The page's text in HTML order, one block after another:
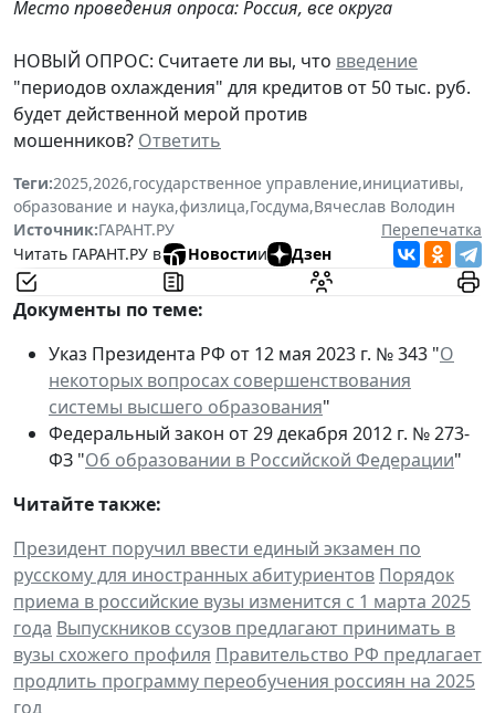
Место проведения опроса: Россия, все округа
НОВЫЙ ОПРОС: Считаете ли вы, что введение
"периодов охлаждения" для кредитов от 50 тыс. руб.
будет действенной мерой против
мошенников? Ответить
Теги:2025,2026,государственное управление,инициативы,
образование и наука,физлица,Госдума,Вячеслав Володин
Источник:ГАРАНТ.РУ
Перепечатка
Читать ГАРАНТ.РУ в
Новостии Дзен
Документы по теме:
Указ Президента РФ от 12 мая 2023 г. № 343 "О
некоторых вопросах совершенствования
системы высшего образования"
Федеральный закон от 29 декабря 2012 г. № 273-
ФЗ "Об образовании в Российской Федерации"
Читайте также:
Президент поручил ввести единый экзамен по
русскому для иностранных абитуриентов Порядок
приема в российские вузы изменится с 1 марта 2025
года Выпускников ссузов предлагают принимать в
вузы схожего профиля Правительство РФ предлагает
продлить программу переобучения россиян на 2025
год